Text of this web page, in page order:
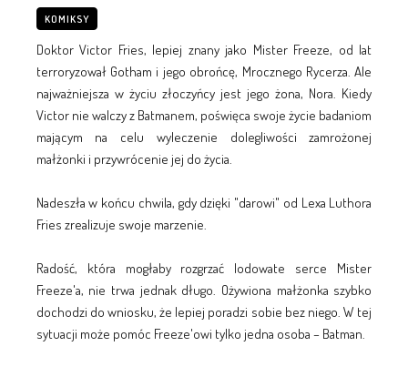
KOMIKSY
Doktor Victor Fries, lepiej znany jako Mister Freeze, od lat
terroryzował Gotham i jego obrońcę, Mrocznego Rycerza. Ale
najważniejsza w życiu złoczyńcy jest jego żona, Nora. Kiedy
Victor nie walczy z Batmanem, poświęca swoje życie badaniom
mającym na celu wyleczenie dolegliwości zamrożonej
małżonki i przywrócenie jej do życia.
Nadeszła w końcu chwila, gdy dzięki "darowi" od Lexa Luthora
Fries zrealizuje swoje marzenie.
Radość, która mogłaby rozgrzać lodowate serce Mister
Freeze'a, nie trwa jednak długo. Ożywiona małżonka szybko
dochodzi do wniosku, że lepiej poradzi sobie bez niego. W tej
sytuacji może pomóc Freeze'owi tylko jedna osoba – Batman.